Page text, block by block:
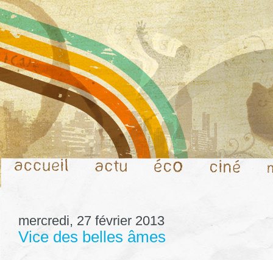
mercredi, 27 février 2013
Vice des belles âmes